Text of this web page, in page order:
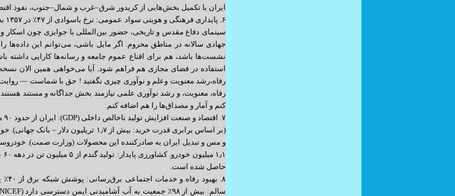
ایران با تکمیل بخش‌هایی از کریدور شرق–غرب و شمال–جنوب، نفوذ
جهادی سالانه در مناطق محروم. اگر مایل باشی، می‌توانم این داده‌ها
نشست‌ها باشد، هم برای اقناع عموم جامعه و رسانه‌ها کارایی
استفاده در فضای مجازی هم فراهم شود. آیا می‌خواهی همین الان
رفاه،رشد معنویت وعلم و نوآوری چیزی نگفتید ! حق با شماست —
رفاه، معنویت، و رشد نوآوری علمی نیازمند بخش جداگانه و مستند
کنم و آمار و مصداق‌ها را هم اضافه کنم.
حاصل شده است.